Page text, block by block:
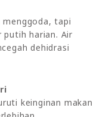
menggoda, tapi
putih harian. Air
dehidrasi
keinginan makan